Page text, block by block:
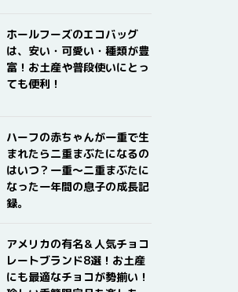
ホールフーズのエコバッグ
は、安い・可愛い・種類が豊
富！お土産や普段使いにとっ
ても便利！
ハーフの赤ちゃんが一重で生
まれたら二重まぶたになるの
はいつ？一重〜二重まぶたに
なった一年間の息子の成長記
録。
アメリカの有名＆人気チョコ
レートブランド8選！お土産
にも最適なチョコが勢揃い！